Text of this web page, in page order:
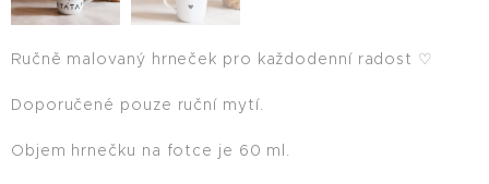
Ručně malovaný hrneček pro každodenní radost ♡
Doporučené pouze ruční mytí.
Objem hrnečku na fotce je 60 ml.